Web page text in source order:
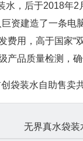
，后于2018年
资建造了一条
用，高于国家“
品质量检测，确
袋装水自助售卖
无界真水袋装